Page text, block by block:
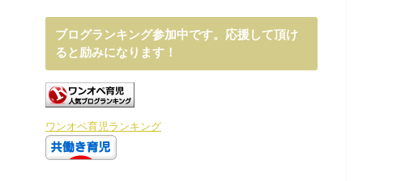
ブログランキング参加中です。応援して頂け
ると励みになります！
ワンオペ育児ランキング